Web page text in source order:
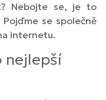
Nebojte se, je to
se společně
internetu.
nejlepší